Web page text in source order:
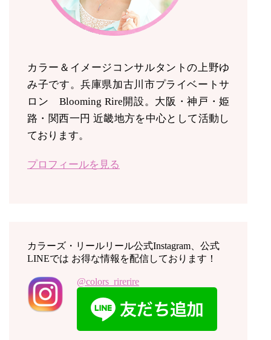
カラー＆イメージコンサルタントの上野ゆ
み子です。兵庫県加古川市プライベートサ
ロン Blooming Rire開設。 大阪・神戸・姫
路・関西一円 近畿地方を中心として活動し
ております。
プロフィールを見る
カラーズ・リールリール公式Instagram、公式
LINEでは お得な情報を配信しております！
@colors_rirerire